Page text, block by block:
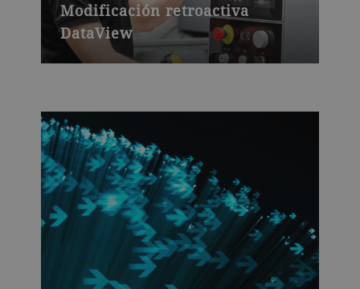
Modificación retroactiva
DataView